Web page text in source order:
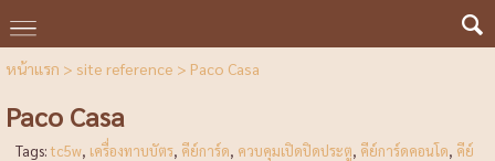
หน้าแรก > site reference > Paco Casa
Paco Casa
Tags:tc5w, เครื่องทาบบัตร, คีย์การ์ด, ควบคุมเปิดปิดประตู, คีย์การ์ดคอนโด, คีย์